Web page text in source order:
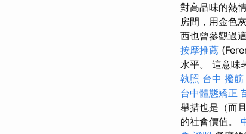
對高品味的熱
房間，用金色
西也曾參觀過
按摩推薦
水平。 這意味
執照 台中 撥筋
台中體態矯正
舉措也是（而
的社會價值。